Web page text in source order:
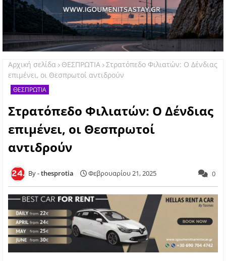
Αρχική σελίδα ΘΕΣΠΡΩΤΙΑ Στρατόπεδο Φιλιατών: Ο Δένδιας
επιμένει, οι Θεσπρωτοί αντιδρούν
ΘΕΣΠΡΩΤΙΑ
Στρατόπεδο Φιλιατών: Ο Δένδιας
επιμένει, οι Θεσπρωτοί
αντιδρούν
thesprotia Φεβρουαρίου 21, 2025 0